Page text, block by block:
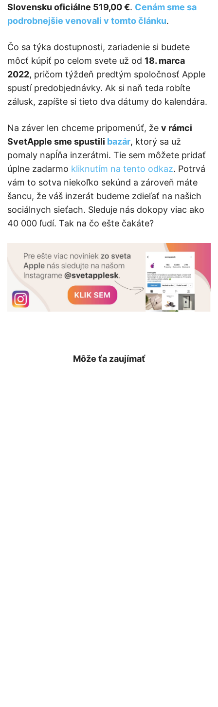
Slovensku oficiálne 519,00 €. Cenám sme sa
podrobnejšie venovali v tomto článku.
Čo sa týka dostupnosti, zariadenie si budete
môcť kúpiť po celom svete už od 18. marca
2022, pričom týždeň predtým spoločnosť Apple
spustí predobjednávky. Ak si naň teda robíte
zálusk, zapíšte si tieto dva dátumy do kalendára.
Na záver len chceme pripomenúť, že v rámci
SvetApple sme spustili bazár, ktorý sa už
pomaly napĺňa inzerátmi. Tie sem môžete pridať
úplne zadarmo kliknutím na tento odkaz. Potrvá
vám to sotva niekoľko sekúnd a zároveň máte
šancu, že váš inzerát budeme zdieľať na našich
sociálnych sieťach. Sleduje nás dokopy viac ako
40 000 ľudí. Tak na čo ešte čakáte?
Môže ťa zaujímať